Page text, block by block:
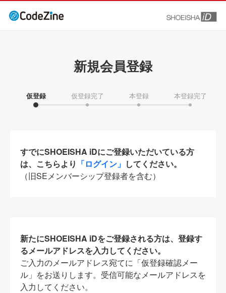
新規会員登録
仮登録 仮登録完了 本登録 本登録完了
すでにSHOEISHA iDにご登録いただいている方
は、こちらより 「ログイン」 してください。
（旧SEメンバーシップ登録者を含む）
新たにSHOEISHA iDをご登録される方は、登録す
るメールアドレスを入力してください。
ご入力のメールアドレス宛てに「仮登録確認メー
ル」をお送りします。受信可能なメールアドレスを
入力してください。